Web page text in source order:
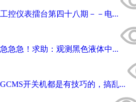
工控仪表擂台第四十八期－－电...
急急急！求助：观测黑色液体中...
GCMS开关机都是有技巧的，搞乱...